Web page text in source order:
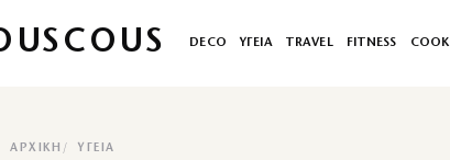
DECO ΥΓΕΙΑ TRAVEL FITNESS COOK
ΑΡΧΙΚΉ ΥΓΕΙΑ